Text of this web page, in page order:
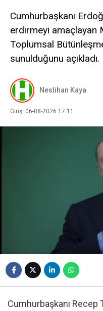
Cumhurbaşkanı
erdirmeyi amaçlayan
Toplumsal
sunulduğunu açıkladı.
Neslihan Kaya
Giriş: 06-08-2026 17:11
Cumhurbaşkanı Recep